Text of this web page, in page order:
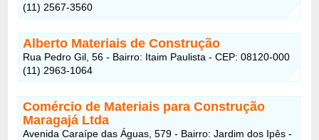
(11) 2567-3560
Alberto Materiais de Construção
Rua Pedro Gil, 56 - Bairro: Itaim Paulista - CEP: 08120-000
(11) 2963-1064
Comércio de Materiais para Construção
Maragajá Ltda
Avenida Caraípe das Águas, 579 - Bairro: Jardim dos Ipês -